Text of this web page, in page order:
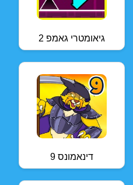
גיאומטרי גאמפ 2
דינאמונס 9